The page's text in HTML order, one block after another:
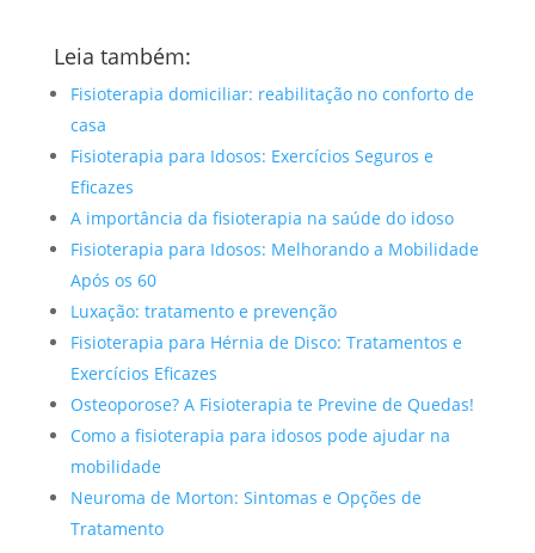
Leia também:
Fisioterapia domiciliar: reabilitação no conforto de
casa
Fisioterapia para Idosos: Exercícios Seguros e
Eficazes
A importância da fisioterapia na saúde do idoso
Fisioterapia para Idosos: Melhorando a Mobilidade
Após os 60
Luxação: tratamento e prevenção
Fisioterapia para Hérnia de Disco: Tratamentos e
Exercícios Eficazes
Osteoporose? A Fisioterapia te Previne de Quedas!
Como a fisioterapia para idosos pode ajudar na
mobilidade
Neuroma de Morton: Sintomas e Opções de
Tratamento